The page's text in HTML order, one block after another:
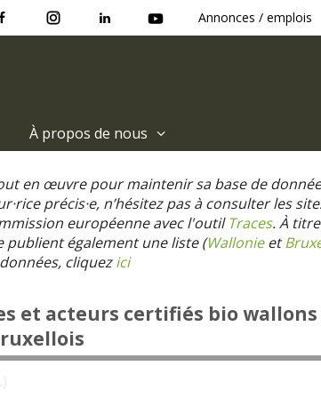
Annonces / emplois
À propos de nous
en œuvre pour maintenir sa base de
précis·e, n’hésitez pas à consulter les
européenne avec l'outilTraces. À
publient également une liste (Wallonieet
cliquezici
et acteurs certifiés bio